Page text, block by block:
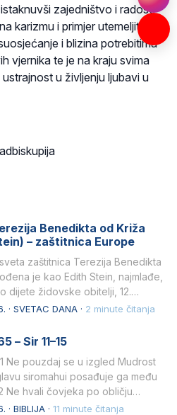
zajedništvo i radost
karizmu i primjer utemeljiteljice,
i blizina potrebitima
vjernika te je na kraju svima
u življenju ljubavi u
Benedikta od Križa
– zaštitnica Europe
zaštitnica Terezija Benedikta
je kao Edith Stein, najmlađe,
dijete židovske obitelji, 12.
u Wrocławu…
· SVETAC DANA · 2 minute čitanja
– Sir 11–15
Ne pouzdaj se u izgled Mudrost
siromahui posađuje ga među
Ne hvali čovjeka po obličju
· BIBLIJA · 11 minute čitanja